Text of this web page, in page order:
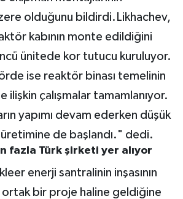
olduğunu bildirdi.Likhachev,
kabının monte edildiğini
ünitede kor tutucu kuruluyor.
ise reaktör binası temelinin
ilişkin çalışmalar tamamlanıyor.
yapımı devam ederken düşük
de başlandı." dedi.
fazla Türk şirketi yer alıyor
enerji santralinin inşasının
bir proje haline geldiğine